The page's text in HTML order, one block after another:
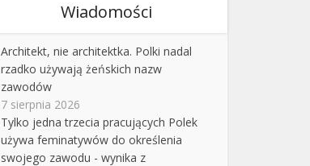
Wiadomości
Architekt, nie architektka. Polki nadal
rzadko używają żeńskich nazw
zawodów
7 sierpnia 2026
Tylko jedna trzecia pracujących Polek
używa feminatywów do określenia
swojego zawodu - wynika z